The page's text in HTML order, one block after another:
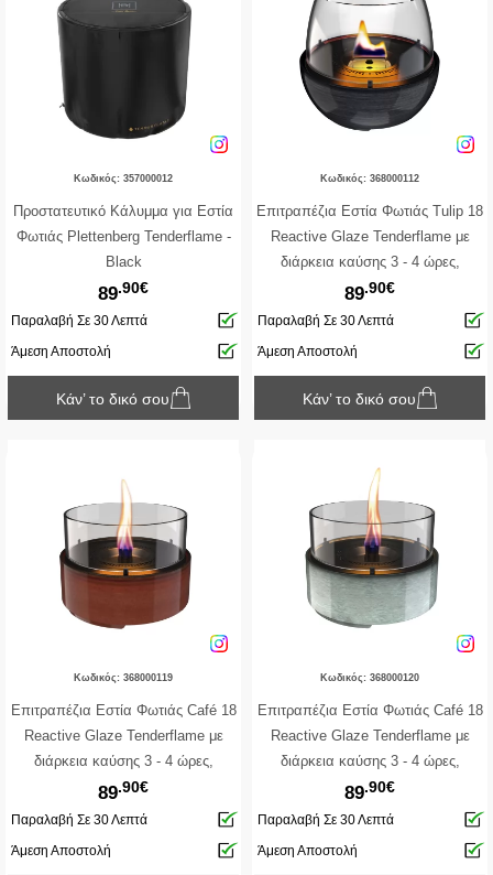
Κωδικός: 357000012
Προστατευτικό Κάλυμμα για Εστία
Φωτιάς Plettenberg Tenderflame -
Black
89.90€
Παραλαβή Σε 30 Λεπτά
Άμεση Αποστολή
Κάν’ το δικό σου
Κωδικός: 368000112
Επιτραπέζια Εστία Φωτιάς Tulip 18
Reactive Glaze Tenderflame με
διάρκεια καύσης 3 - 4 ώρες,
χωρητικότητα δεξαμενής 250ml και
διαστάσεις 19.3x18cm - Black
89.90€
Παραλαβή Σε 30 Λεπτά
Άμεση Αποστολή
Κάν’ το δικό σου
Κωδικός: 368000119
Επιτραπέζια Εστία Φωτιάς Café 18
Reactive Glaze Tenderflame με
διάρκεια καύσης 3 - 4 ώρες,
χωρητικότητα δεξαμενής 250ml και
διαστάσεις 18.2x13.5cm - Amber
89.90€
Παραλαβή Σε 30 Λεπτά
Άμεση Αποστολή
Κωδικός: 368000120
Επιτραπέζια Εστία Φωτιάς Café 18
Reactive Glaze Tenderflame με
διάρκεια καύσης 3 - 4 ώρες,
χωρητικότητα δεξαμενής 250ml και
διαστάσεις 18.2x13.5cm - Green
89.90€
Παραλαβή Σε 30 Λεπτά
Άμεση Αποστολή